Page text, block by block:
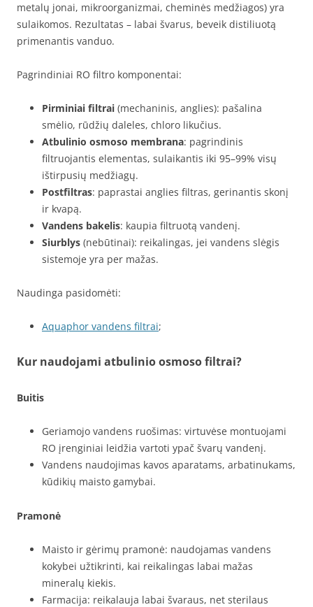
metalų jonai, mikroorganizmai, cheminės medžiagos) yra
sulaikomos. Rezultatas – labai švarus, beveik distiliuotą
primenantis vanduo.
Pagrindiniai RO filtro komponentai:
Pirminiai filtrai (mechaninis, anglies): pašalina
smėlio, rūdžių daleles, chloro likučius.
Atbulinio osmoso membrana: pagrindinis
filtruojantis elementas, sulaikantis iki 95–99% visų
ištirpusių medžiagų.
Postfiltras: paprastai anglies filtras, gerinantis skonį
ir kvapą.
Vandens bakelis: kaupia filtruotą vandenį.
Siurblys (nebūtinai): reikalingas, jei vandens slėgis
sistemoje yra per mažas.
Naudinga pasidomėti:
Aquaphor vandens filtrai;
Kur naudojami atbulinio osmoso filtrai?
Buitis
Geriamojo vandens ruošimas: virtuvėse montuojami
RO įrenginiai leidžia vartoti ypač švarų vandenį.
Vandens naudojimas kavos aparatams, arbatinukams,
kūdikių maisto gamybai.
Pramonė
Maisto ir gėrimų pramonė: naudojamas vandens
kokybei užtikrinti, kai reikalingas labai mažas
mineralų kiekis.
Farmacija: reikalauja labai švaraus, net sterilaus